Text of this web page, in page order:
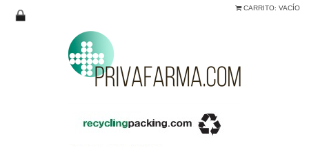
CARRITO: VACÍO